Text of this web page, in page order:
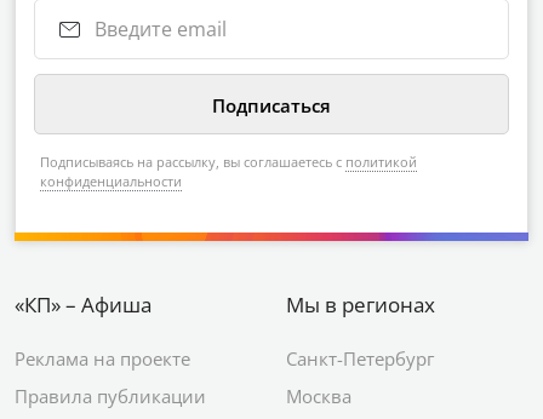
Подписываясь на рассылку, вы соглашаетесь с политикой
конфиденциальности
«КП» – Афиша
Реклама на проекте
Правила публикации
Мы в регионах
Санкт-Петербург
Москва